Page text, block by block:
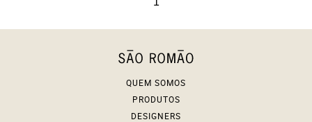
QUEM SOMOS
PRODUTOS
DESIGNERS